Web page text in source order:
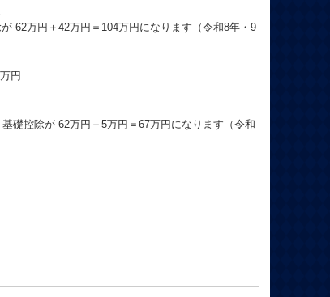
62万円＋42万円＝104万円になります（令和8年・9
円
礎控除が 62万円＋5万円＝67万円になります（令和